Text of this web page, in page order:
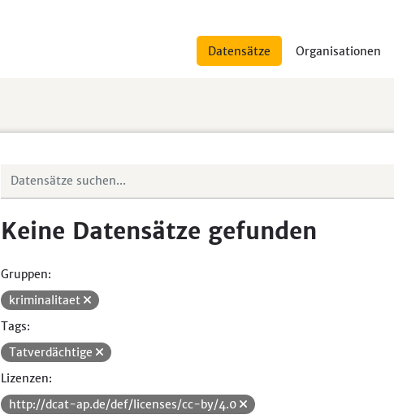
Datensätze Organisationen
Keine Datensätze gefunden
Gruppen:
kriminalitaet
Tags:
Tatverdächtige
Lizenzen:
http://dcat-ap.de/def/licenses/cc-by/4.0